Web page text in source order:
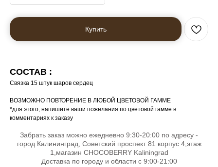
Купить
СОСТАВ :
Связка 15 штук шаров сердец
ВОЗМОЖНО ПОВТОРЕНИЕ В ЛЮБОЙ ЦВЕТОВОЙ ГАММЕ
*для этого, напишите ваши пожелания по цветовой гамме в
комментариях к заказу
Забрать заказ можно ежедневно 9:30-20:00 по адресу -
город Калининград, Советский проспект 81 корпус 4,этаж
1,магазин CHOCOBERRY Kaliningrad
Доставка по городу и области с 9:00-21:00